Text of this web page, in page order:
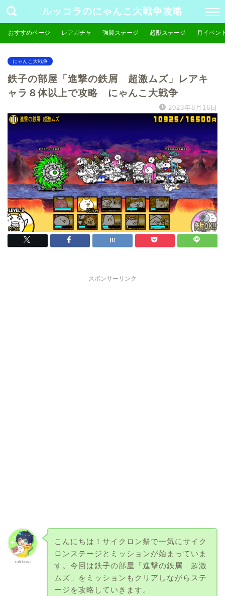
ルッコラのにゃんこ大戦争攻略
おすすめページ レアガチャ 強襲ステージ 超獣ステージ 月イベン
にゃんこ大戦争
鉄子の部屋「進撃の鉄屑 超激ムズ」レアキ
ャラ８体以上で攻略 にゃんこ大戦争
2023年8月16日
スポンサーリンク
rukkora
こんにちは！サイクロン祭で一気にサイク
ロンステージとミッションが始まっていま
す。今回は鉄子の部屋「進撃の鉄屑 超激
ムズ」をミッションもクリアしながらステ
ージを攻略していきます。